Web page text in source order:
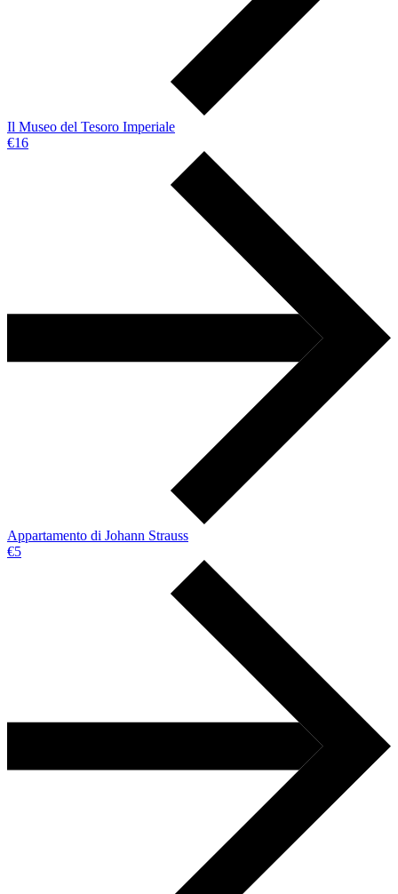
Il Museo del Tesoro Imperiale
€16
Appartamento di Johann Strauss
€5